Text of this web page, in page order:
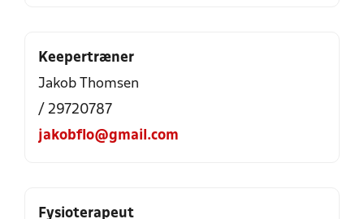
Keepertræner
Jakob Thomsen
/ 29720787
jakobflo@gmail.com
Fysioterapeut